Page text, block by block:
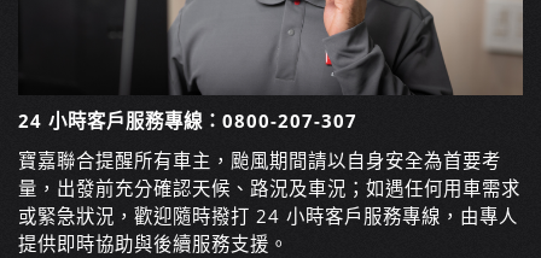
24 小時客戶服務專線：0800-207-307
寶嘉聯合提醒所有車主，颱風期間請以自身安全為首要考
量，出發前充分確認天候、路況及車況；如遇任何用車需求
或緊急狀況，歡迎隨時撥打 24 小時客戶服務專線，由專人
提供即時協助與後續服務支援。